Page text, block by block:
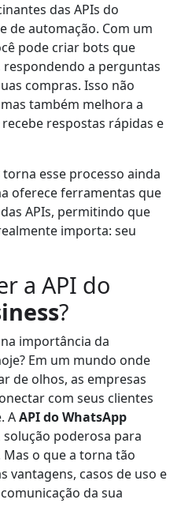
das APIs do
de automação. Com um
pode criar bots que
a perguntas
compras. Isso não
também melhora a
respostas rápidas e
torna esse processo ainda
oferece ferramentas que
APIs, permitindo que
importa: seu
a API do
?
importância da
Em um mundo onde
de olhos, as empresas
com seus clientes
AAPI do WhatsApp
poderosa para
o que a torna tão
vantagens, casos de uso e
da sua